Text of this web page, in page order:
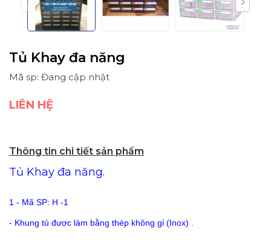
Tủ Khay đa năng
Mã sp: Đang cập nhật
LIÊN HỆ
Thông tin chi tiết sản phẩm
Tủ Khay đa năng.
1 - Mã SP: H -1
- Khung tủ được làm bằng thép không gỉ (Inox) .